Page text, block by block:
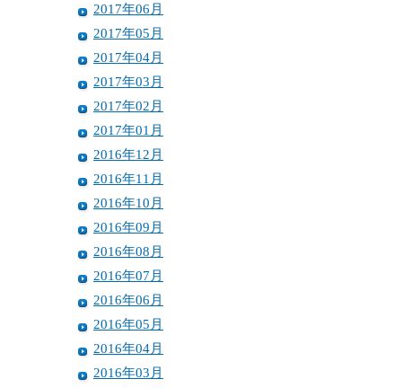
2017年06月
2017年05月
2017年04月
2017年03月
2017年02月
2017年01月
2016年12月
2016年11月
2016年10月
2016年09月
2016年08月
2016年07月
2016年06月
2016年05月
2016年04月
2016年03月